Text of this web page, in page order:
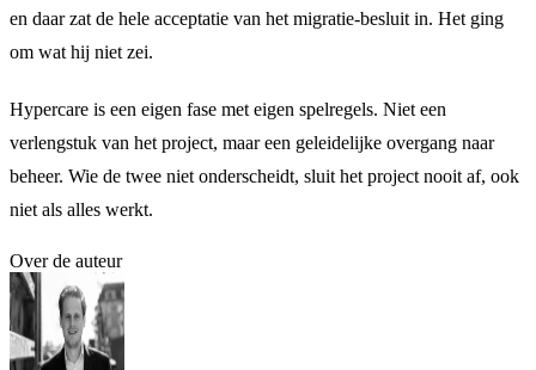
en daar zat de hele acceptatie van het migratie-besluit in. Het ging
om wat hij niet zei.
Hypercare is een eigen fase met eigen spelregels. Niet een
verlengstuk van het project, maar een geleidelijke overgang naar
beheer. Wie de twee niet onderscheidt, sluit het project nooit af, ook
niet als alles werkt.
Over de auteur